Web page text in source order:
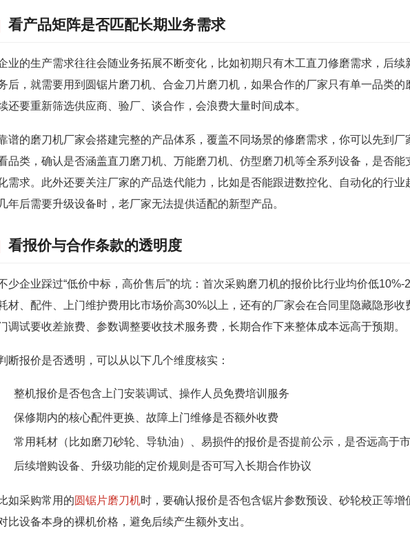
看产品矩阵是否匹配长期业务需求
业的生产需求往往会随业务拓展不断变化，比如初期只有木工直刀修磨需求，后续
后，就需要用到圆锯片磨刀机、合金刀片磨刀机，如果合作的厂家只有单一品类的
还要重新筛选供应商、验厂、谈合作，会浪费大量时间成本。
谱的磨刀机厂家会搭建完整的产品体系，覆盖不同场景的修磨需求，你可以先到厂
品类，确认是否涵盖直刀磨刀机、万能磨刀机、仿型磨刀机等全系列设备，是否能
需求。此外还要关注厂家的产品迭代能力，比如是否能跟进数控化、自动化的行业
几年后需要升级设备时，老厂家无法提供适配的新型产品。
看报价与合作条款的透明度
少企业踩过“低价中标，高价售后”的坑：首次采购磨刀机的报价比行业均价低10%-
材、配件、上门维护费用比市场价高30%以上，还有的厂家会在合同里隐藏隐形收
调试要收差旅费、参数调整要收技术服务费，长期合作下来整体成本远高于预期。
断报价是否透明，可以从以下几个维度核实：
整机报价是否包含上门安装调试、操作人员免费培训服务
保修期内的核心配件更换、故障上门维修是否额外收费
常用耗材（比如磨刀砂轮、导轨油）、易损件的报价是否提前公示，是否远高于
后续增购设备、升级功能的定价规则是否可写入长期合作协议
如采购常用的圆锯片磨刀机时，要确认报价是否包含锯片参数预设、砂轮校正等增
比设备本身的裸机价格，避免后续产生额外支出。